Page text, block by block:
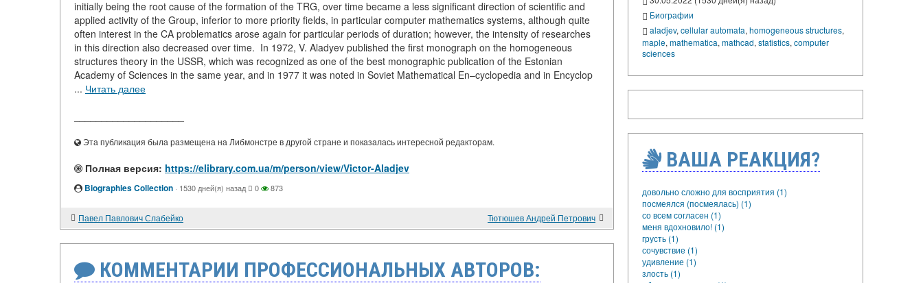
initially being the root cause of the formation of the TRG, over time became a less significant direction of scientific and
applied activity of the Group, inferior to more priority fields, in particular computer mathematics systems, although quite
often interest in the CA problematics arose again for particular periods of duration; however, the intensity of researches
in this direction also decreased over time. In 1972, V. Aladyev published the first monograph on the homogeneous
structures theory in the USSR, which was recognized as one of the best monographic publication of the Estonian
Academy of Sciences in the same year, and in 1977 it was noted in Soviet Mathematical En–cyclopedia and in Encyclop
... Читать далее
Эта публикация была размещена на Либмонстре в другой стране и показалась интересной редакторам.
Полная версия: https://elibrary.com.ua/m/person/view/Victor-Aladjev
Biographies Collection · 1530 дней(я) назад 0 873
Павел Павлович Слабейко Тютюшев Андрей Петрович
КОММЕНТАРИИ ПРОФЕССИОНАЛЬНЫХ АВТОРОВ:
Биографии
aladjev, cellular automata, homogeneous structures,
maple, mathematica, mathcad, statistics, computer
sciences
ВАША РЕАКЦИЯ?
довольно сложно для восприятия (1)
посмеялся (посмеялась) (1)
со всем согласен (1)
меня вдохновило! (1)
грусть (1)
сочувствие (1)
удивление (1)
злость (1)